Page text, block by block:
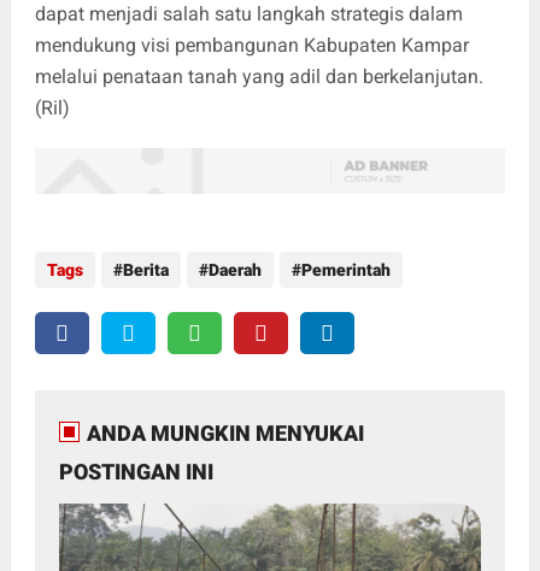
dapat menjadi salah satu langkah strategis dalam
mendukung visi pembangunan Kabupaten Kampar
melalui penataan tanah yang adil dan berkelanjutan.
(Ril)
Tags Berita Daerah Pemerintah
ANDA MUNGKIN MENYUKAI
POSTINGAN INI